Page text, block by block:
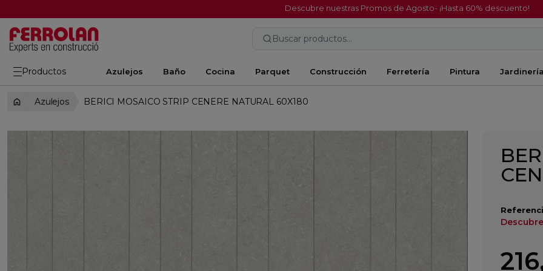
Descubre nuestras Promos de Agosto- ¡Hasta 60% descuento!
Buscar productos...
Productos Azulejos Baño Cocina Parquet Construcción Ferretería Pintura Jardinería
Azulejos BERICI MOSAICO STRIP CENERE NATURAL 60X180